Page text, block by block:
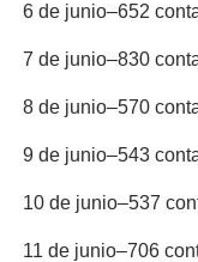
6 de junio–652
7 de junio–830
8 de junio–570
9 de junio–543
10 de junio–537
11 de junio–706